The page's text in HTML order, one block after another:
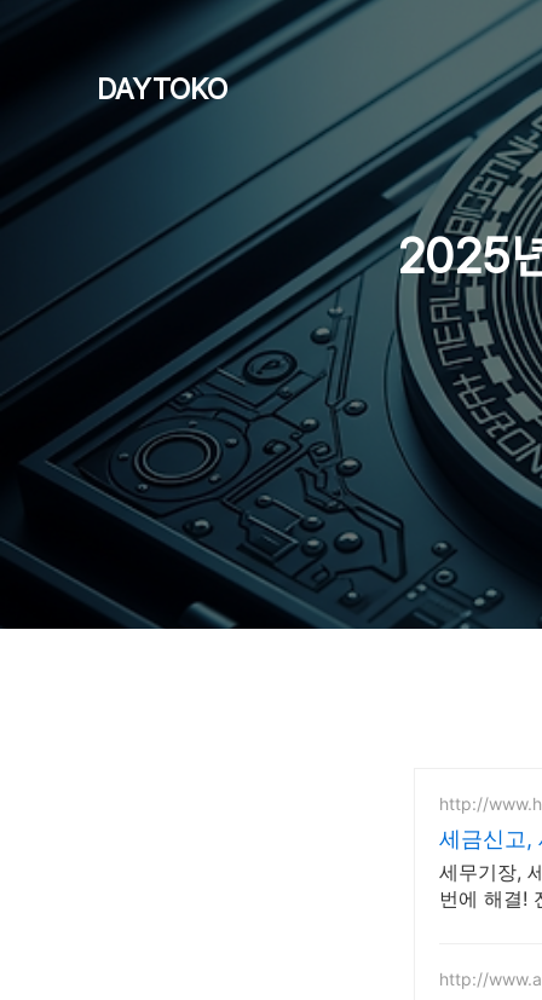
DAYTOKO
2025
http://
세금신고,
세무기장,
번에 해결!
http://